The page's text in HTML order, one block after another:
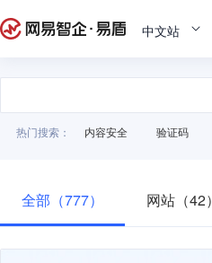
中文站
热门搜索： 内容安全 验证码
全部（777） 网站（42）